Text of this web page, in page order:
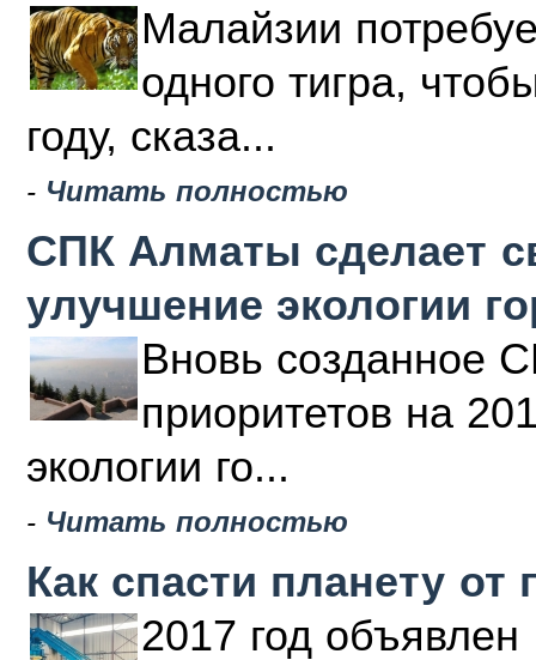
Малайзии
одного тигра,
году, сказа...
- Читать полностью
СПК Алматы сделает
улучшение экологии
Вновь созданное
приоритетов на
экологии го...
- Читать полностью
Как спасти планету от
2017 год объявлен